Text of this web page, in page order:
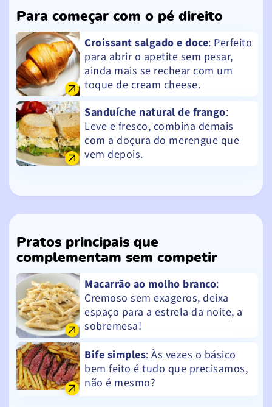
Para começar com o pé direito
Croissant salgado e doce: Perfeito
para abrir o apetite sem pesar,
ainda mais se rechear com um
toque de cream cheese.
Sanduíche natural de frango:
Leve e fresco, combina demais
com a doçura do merengue que
vem depois.
Pratos principais que
complementam sem competir
Macarrão ao molho branco:
Cremoso sem exageros, deixa
espaço para a estrela da noite, a
sobremesa!
Bife simples: Às vezes o básico
bem feito é tudo que precisamos,
não é mesmo?